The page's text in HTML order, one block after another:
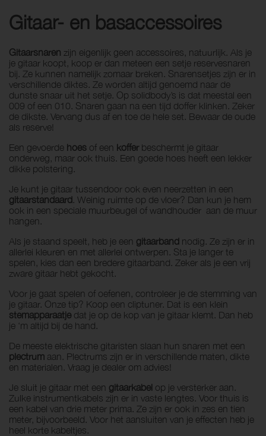
Gitaar- en basaccessoires
Gitaarsnaren zijn eigenlijk geen accessoires, natuurlijk. Als je
je gitaar koopt, koop er dan meteen een setje reservesnaren
bij. Ze kunnen namelijk zomaar breken. Snarensetjes zijn er in
verschillende diktes. Ze worden altijd genoemd naar de
dunste snaar uit het setje. Op solidbody’s is dat meestal een
009 of een 010. Snaren gaan na een tijd doffer klinken. Zeker
de dikste. Vervang dus af en toe de hele set. Bewaar de oude
als reserve!
Een gevoerde hoes of een kofferbeschermt je gitaar
onderweg, maar ook thuis. Een goede hoes heeft een lekker
dikke polstering.
Je kunt je gitaar tussendoor ook even neerzetten in een
gitaarstandaard. Weinig ruimte op de vloer? Dan kun je hem
ook in een speciale muurbeugel of wandhouder aan de muur
hangen.
Als je staand speelt, heb je een gitaarband nodig. Ze zijn er in
allerlei kleuren en met allerlei ontwerpen. Sta je langer te
spelen, kies dan een bredere gitaarband. Zeker als je een vrij
zware gitaar hebt gekocht.
Voor je gaat spelen of oefenen, controleer je de stemming van
je gitaar. Onze tip? Koop een cliptuner. Dat is een klein
stemapparaatje dat je op de kop van je gitaar klemt. Dan heb
je ‘m altijd bij de hand.
De meeste elektrische gitaristen slaan hun snaren met een
plectrum aan. Plectrums zijn er in verschillende maten, dikte
en materialen. Vraag je dealer om advies!
Je sluit je gitaar met een gitaarkabel op je versterker aan.
Zulke instrumentkabels zijn er in vaste lengtes. Voor thuis is
een kabel van drie meter prima. Ze zijn er ook in zes en tien
meter, bijvoorbeeld. Voor het aansluiten van je effecten heb je
heel korte kabeltjes.